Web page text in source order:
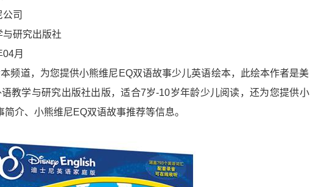
公司
与研究出版社
月
频道，为您提供小熊维尼EQ双语故事少儿英语绘本，此绘本作者是美
教学与研究出版社出版，适合7岁-10岁年龄少儿阅读，还为您提供小
简介、小熊维尼EQ双语故事推荐等信息。